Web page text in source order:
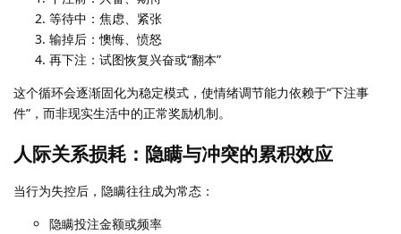
等待中：焦虑、紧张
输掉后：懊悔、愤怒
再下注：试图恢复兴奋或“翻本”
这个循环会逐渐固化为稳定模式，使情绪调节能力依赖于“下注事
件”，而非现实生活中的正常奖励机制。
人际关系损耗：隐瞒与冲突的累积效应
当行为失控后，隐瞒往往成为常态：
隐瞒投注金额或频率